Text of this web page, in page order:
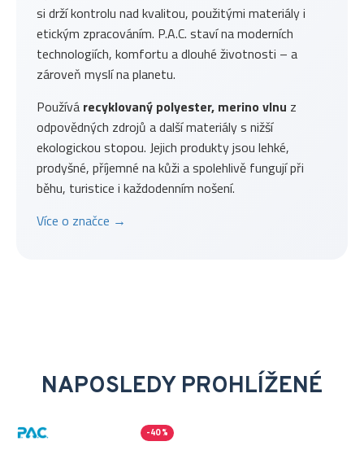
si drží kontrolu nad kvalitou, použitými materiály i
etickým zpracováním. P.A.C. staví na moderních
technologiích, komfortu a dlouhé životnosti – a
zároveň myslí na planetu.
Používá recyklovaný polyester, merino vlnu z
odpovědných zdrojů a další materiály s nižší
ekologickou stopou. Jejich produkty jsou lehké,
prodyšné, příjemné na kůži a spolehlivě fungují při
běhu, turistice i každodenním nošení.
Více o značce →
NAPOSLEDY PROHLÍŽENÉ
-40 %